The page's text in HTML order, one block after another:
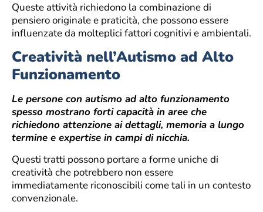
Queste attività richiedono la combinazione di
pensiero originale e praticità, che possono essere
influenzate da molteplici fattori cognitivi e ambientali.
Creatività nell’Autismo ad Alto
Funzionamento
Le persone con autismo ad alto funzionamento
spesso mostrano forti capacità in aree che
richiedono attenzione ai dettagli, memoria a lungo
termine e expertise in campi di nicchia.
Questi tratti possono portare a forme uniche di
creatività che potrebbero non essere
immediatamente riconoscibili come tali in un contesto
convenzionale.